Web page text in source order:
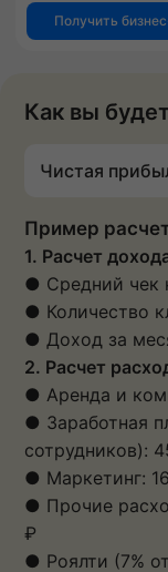
Получить
Как вы
Чистая
Пример
1. Расчет
● Средний чек
● Количество
● Доход за
2. Расчет
● Аренда и
● Заработная
сотрудников):
● Маркетинг:
● Прочие
₽
● Роялти (7%